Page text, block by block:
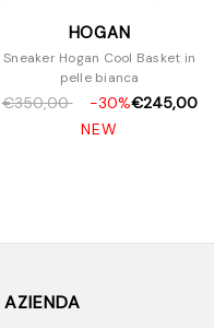
HOGAN
Sneaker Hogan Cool Basket in
pelle bianca
€350,00 -30%€245,00
NEW
AZIENDA